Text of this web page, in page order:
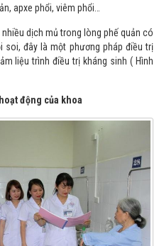
apxe phổi, viêm phổi…
dịch mủ trong lòng phế quản có
soi, đây là một phương pháp điều trị
liệu trình điều trị kháng sinh ( Hình
động của khoa